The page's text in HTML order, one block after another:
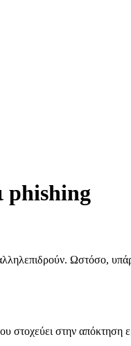
phishing
Ωστόσο,
στοχεύει στην